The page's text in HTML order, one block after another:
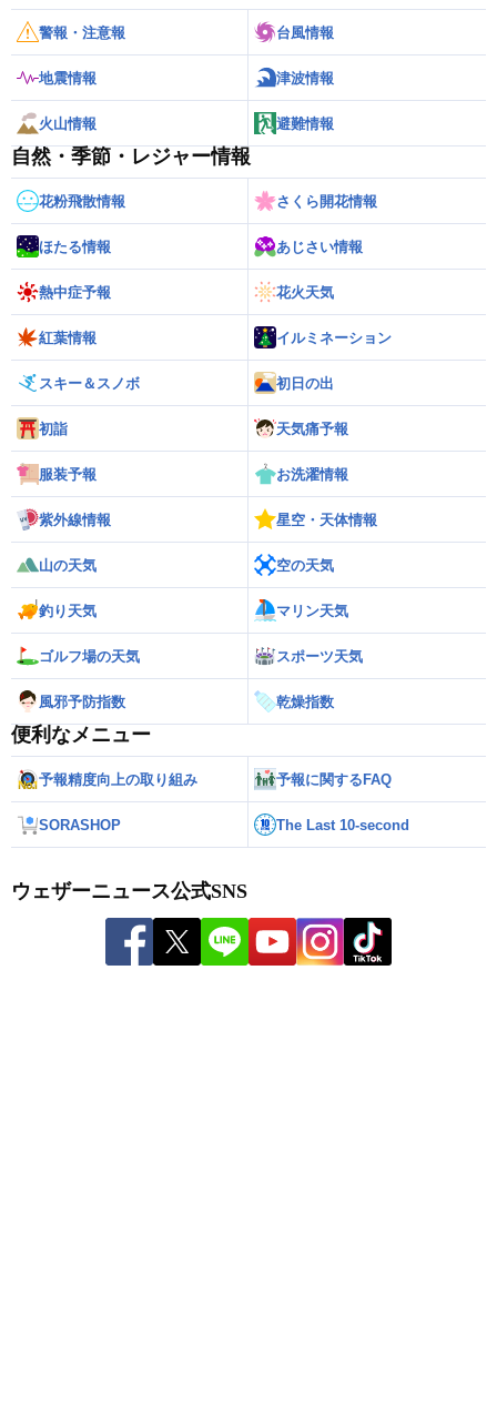
警報・注意報 台風情報
地震情報 津波情報
火山情報 避難情報
自然・季節・レジャー情報
花粉飛散情報 さくら開花情報
ほたる情報 あじさい情報
熱中症予報 花火天気
紅葉情報 イルミネーション
スキー＆スノボ 初日の出
初詣 天気痛予報
服装予報 お洗濯情報
紫外線情報 星空・天体情報
山の天気 空の天気
釣り天気 マリン天気
ゴルフ場の天気 スポーツ天気
風邪予防指数 乾燥指数
便利なメニュー
予報精度向上の取り組み 予報に関するFAQ
SORASHOP The Last 10-second
ウェザーニュース公式SNS